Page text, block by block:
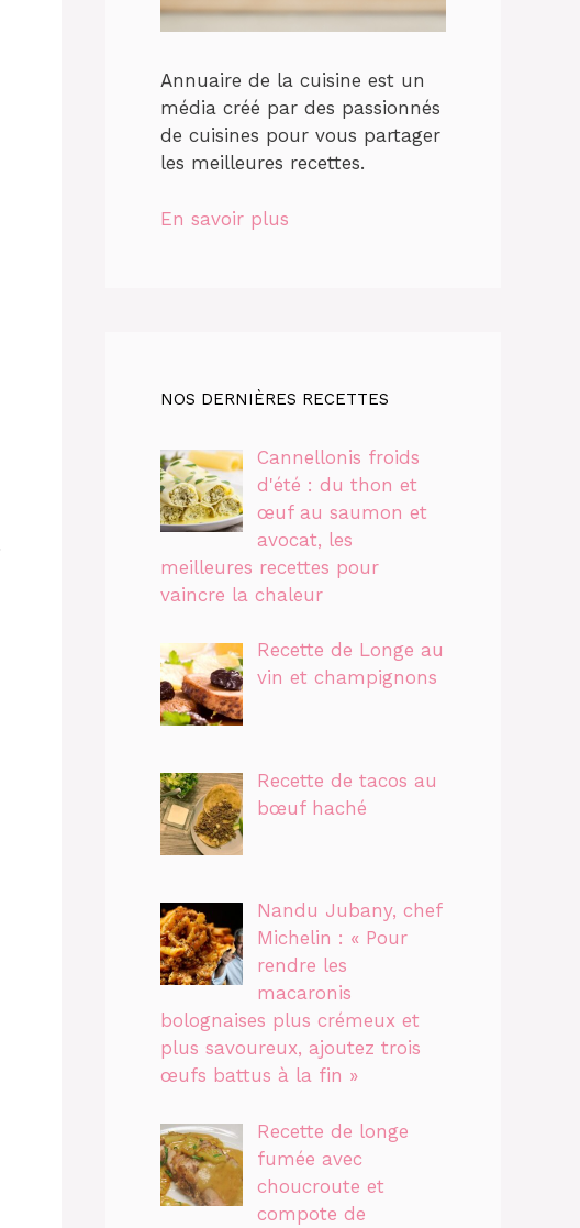
Annuaire de la cuisine est un
média créé par des passionnés
de cuisines pour vous partager
les meilleures recettes.
En savoir plus
NOS DERNIÈRES RECETTES
Cannellonis froids
d'été : du thon et
œuf au saumon et
avocat, les
meilleures recettes pour
vaincre la chaleur
Recette de Longe au
vin et champignons
Recette de tacos au
bœuf haché
Nandu Jubany, chef
Michelin : « Pour
rendre les
macaronis
bolognaises plus crémeux et
plus savoureux, ajoutez trois
œufs battus à la fin »
Recette de longe
fumée avec
choucroute et
compote de